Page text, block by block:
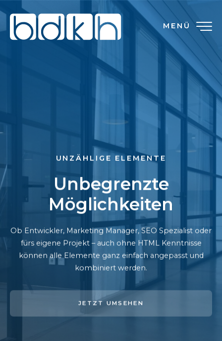
MENÜ
UNZÄHLIGE ELEMENTE
Unbegrenzte
Möglichkeiten
Ob Entwickler, Marketing Manager, SEO Spezialist oder
fürs eigene Projekt – auch ohne HTML Kenntnisse
können alle Elemente ganz einfach angepasst und
kombiniert werden.
JETZT UMSEHEN